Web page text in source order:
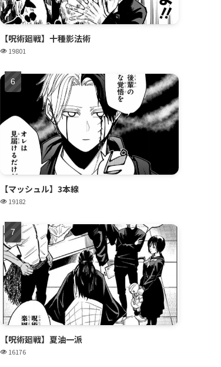
【呪術廻戦】十種影法術
19801
【マッシュル】3本線
19182
【呪術廻戦】夏油一派
16176